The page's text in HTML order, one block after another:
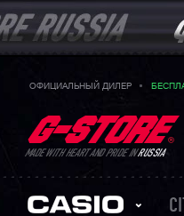
ОФИЦИАЛЬНЫЙ ДИЛЕР
MADE WITH HEART AND PRIDE INRUSSIA